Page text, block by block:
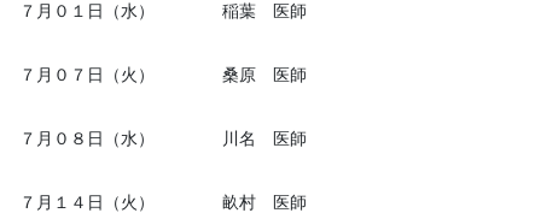
７月０１日（水） 稲葉 医師
７月０７日（火） 桑原 医師
７月０８日（水） 川名 医師
７月１４日（火） 畝村 医師